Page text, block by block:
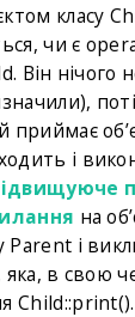
класу
чи є
Він
і
на
Parent і
в свою
Child::print().